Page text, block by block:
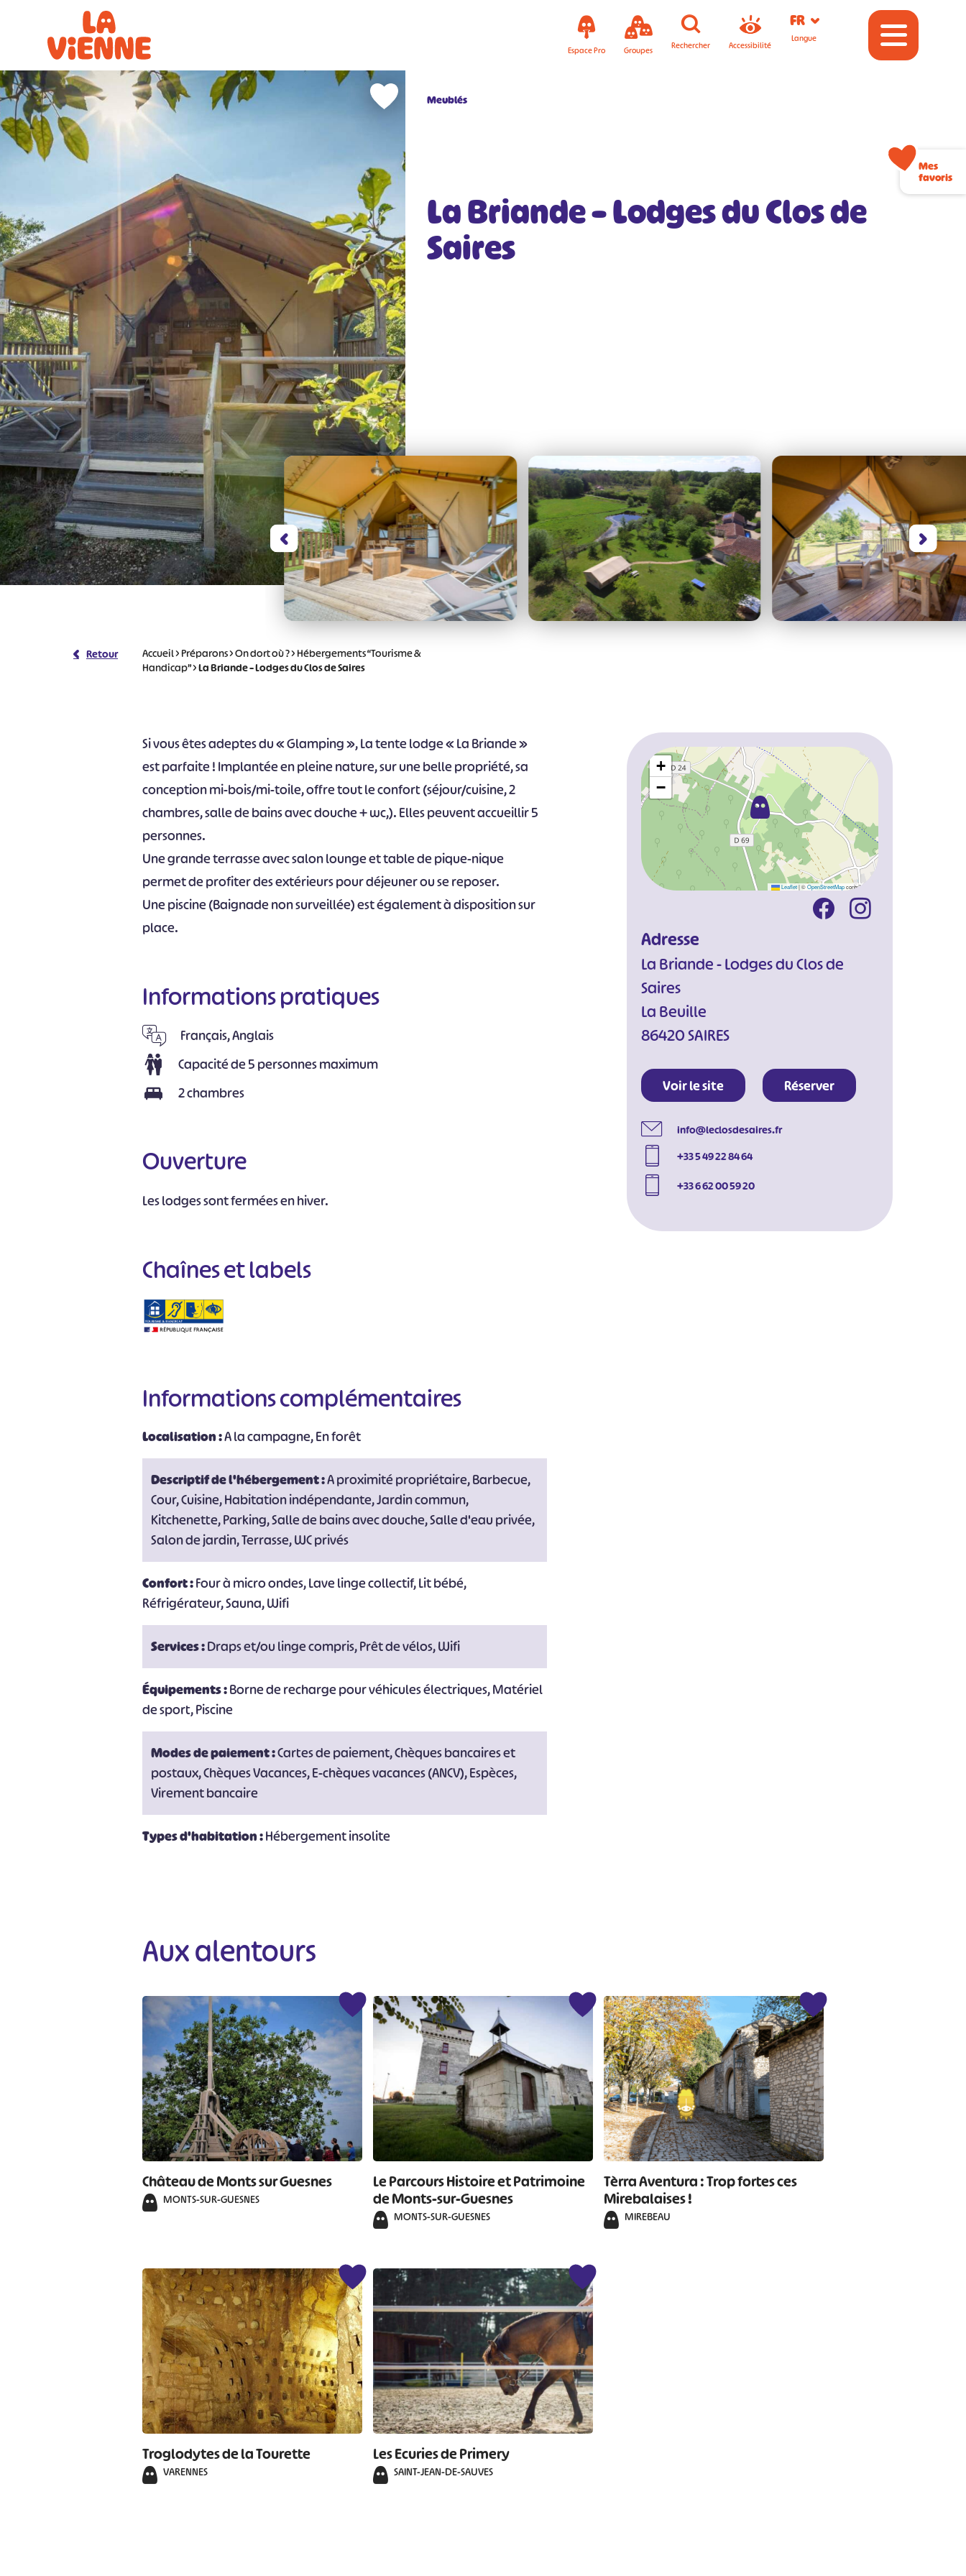
Espace Pro Groupes Rechercher Accessibilité
FR
Langue
Meublés
La Briande – Lodges du Clos de
Saires
Retour Accueil>Préparons>On dort où ?>Hébergements “Tourisme &
Handicap”>La Briande – Lodges du Clos de Saires
Si vous êtes adeptes du « Glamping », La tente lodge « La Briande »
est parfaite ! Implantée en pleine nature, sur une belle propriété, sa
conception mi-bois/mi-toile, offre tout le confort (séjour/cuisine, 2
chambres, salle de bains avec douche + wc,). Elles peuvent accueillir 5
personnes.
Une grande terrasse avec salon lounge et table de pique-nique
permet de profiter des extérieurs pour déjeuner ou se reposer.
Une piscine (Baignade non surveillée) est également à disposition sur
place.
Informations pratiques
Français, Anglais
Capacité de 5 personnes maximum
2 chambres
Ouverture
Les lodges sont fermées en hiver.
Chaînes et labels
Informations complémentaires
Localisation :A la campagne, En forêt
Descriptif de l'hébergement :A proximité propriétaire, Barbecue,
Cour, Cuisine, Habitation indépendante, Jardin commun,
Kitchenette, Parking, Salle de bains avec douche, Salle d'eau privée,
Salon de jardin, Terrasse, WC privés
Confort :Four à micro ondes, Lave linge collectif, Lit bébé,
Réfrigérateur, Sauna, Wifi
Services :Draps et/ou linge compris, Prêt de vélos, Wifi
Équipements :Borne de recharge pour véhicules électriques, Matériel
de sport, Piscine
Modes de paiement :Cartes de paiement, Chèques bancaires et
postaux, Chèques Vacances, E-chèques vacances (ANCV), Espèces,
Virement bancaire
Types d'habitation :Hébergement insolite
+
−
Leaflet|©OpenStreetMapcontributors
Adresse
La Briande - Lodges du Clos de
Saires
La Beuille
86420 SAIRES
Voir le site Réserver
info@leclosdesaires.fr
+33 5 49 22 84 64
+33 6 62 00 59 20
Aux alentours
Château de Monts sur Guesnes
MONTS-SUR-GUESNES
Le Parcours Histoire et Patrimoine
de Monts-sur-Guesnes
MONTS-SUR-GUESNES
Tèrra Aventura : Trop fortes ces
Mirebalaises !
MIREBEAU
Troglodytes de la Tourette
VARENNES
Les Ecuries de Primery
SAINT-JEAN-DE-SAUVES
# # #
Mes
favoris
Panneau de gestion des cookies